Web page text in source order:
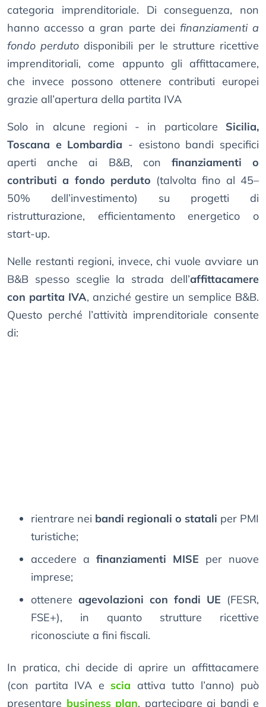
categoria imprenditoriale. Di conseguenza, non
hanno accesso a gran parte dei finanziamenti a
fondo perduto disponibili per le strutture ricettive
imprenditoriali, come appunto gli affittacamere,
che invece possono ottenere contributi europei
grazie all’apertura della partita IVA
Solo in alcune regioni - in particolare Sicilia,
Toscana e Lombardia - esistono bandi specifici
aperti anche ai B&B, con finanziamenti o
contributi a fondo perduto (talvolta fino al 45–
50% dell’investimento) su progetti di
ristrutturazione, efficientamento energetico o
start-up.
Nelle restanti regioni, invece, chi vuole avviare un
B&B spesso sceglie la strada dell’affittacamere
con partita IVA, anziché gestire un semplice B&B.
Questo perché l’attività imprenditoriale consente
di:
rientrare nei bandi regionali o statali per PMI
turistiche;
accedere a finanziamenti MISE per nuove
imprese;
ottenere agevolazioni con fondi UE (FESR,
FSE+), in quanto strutture ricettive
riconosciute a fini fiscali.
In pratica, chi decide di aprire un affittacamere
(con partita IVA e scia attiva tutto l’anno) può
presentare business plan, partecipare ai bandi e